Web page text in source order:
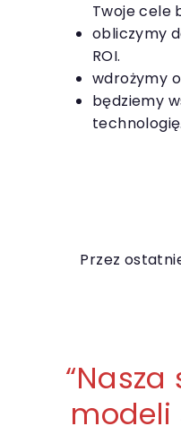
Twoje cele
obliczymy
ROI.
wdrożymy
będziemy
technologię.
Przez
“
modeli